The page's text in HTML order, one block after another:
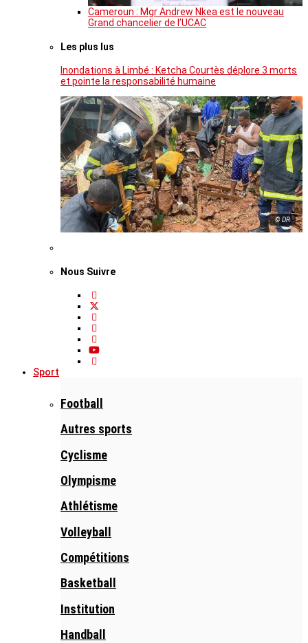
Cameroun : Mgr Andrew Nkea est le nouveau
Grand chancelier de l’UCAC
Les plus lus
Inondations à Limbé : Ketcha Courtès déplore 3 morts
et pointe la responsabilité humaine
© DR
Nous Suivre
Sport
Football
Autres sports
Cyclisme
Olympisme
Athlétisme
Volleyball
Compétitions
Basketball
Institution
Handball